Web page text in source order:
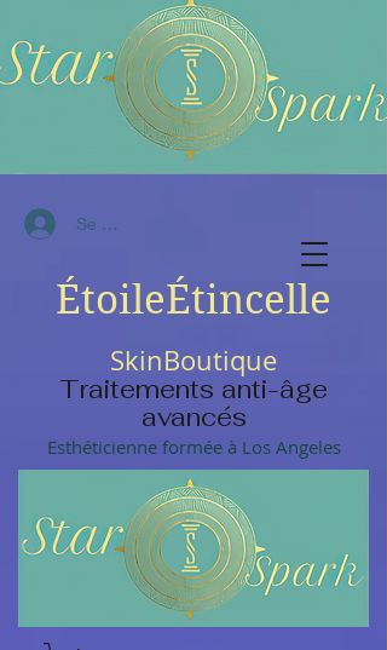
Se connecter
ÉtoileÉtincelle
SkinBoutique
Traitements anti-âge
avancés
Esthéticienne formée à Los Angeles